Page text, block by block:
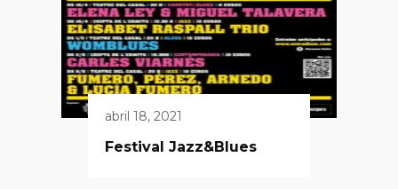
abril 18, 2021
Festival Jazz&Blues